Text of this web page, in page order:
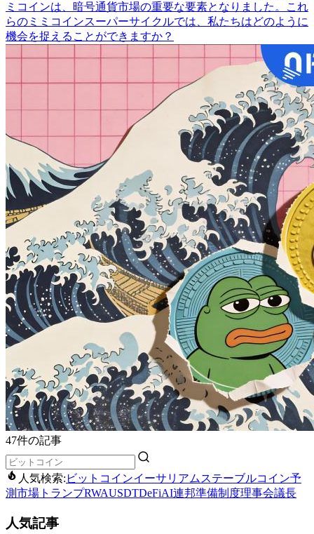
ミコインは、暗号通貨市場の重要な要素となりました。これ
らのミミコインスーパーサイクルでは、私たちはどのように
機会を捉えることができますか？
47件の記事
人気検索: ビットコインイーサリアム ステーブルコイン予
測市場 トランプRWAUSDTDeFiAI連邦準備制度理事会議長
人気記事